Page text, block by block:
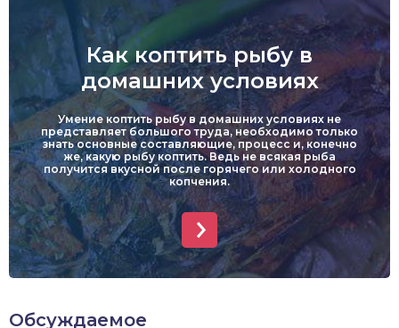
Как коптить рыбу в
домашних условиях
Умение коптить рыбу в домашних условиях не
представляет большого труда, необходимо только
знать основные составляющие, процесс и, конечно
же, какую рыбу коптить. Ведь не всякая рыба
получится вкусной после горячего или холодного
копчения.
Обсуждаемое